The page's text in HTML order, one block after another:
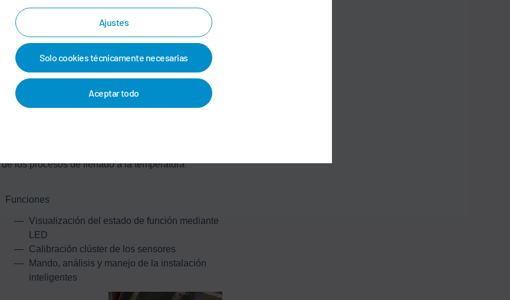
Ajustes
Solo cookies técnicamente necesarias
Aceptar todo
de instalaciones para el llenado de sistemas
Cube de estructura modular garantiza un flujo de
15 %. La estructura compacta se caracteriza por
bloques y el número reducido de tubos y
con tan solo una unidad básica permite un
mantenibilidad, disponibilidad y calidad de
la eficacia total de la instalación (OEE) del
de medios. Para aumentar aún más la
vibraciones automático de las válvulas, una
sin herramientas y un control de filtros de entrada.
los procesos de llenado a la temperatura
Funciones
Visualización del estado de función mediante
LED
Calibración clúster de los sensores
Mando, análisis y manejo de la instalación
inteligentes